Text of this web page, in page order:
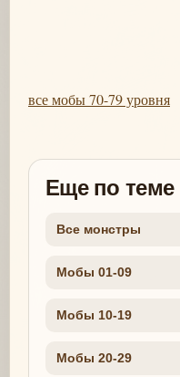
все мобы 70-79 уровня
Еще по теме
Все монстры
Мобы 01-09
Мобы 10-19
Мобы 20-29